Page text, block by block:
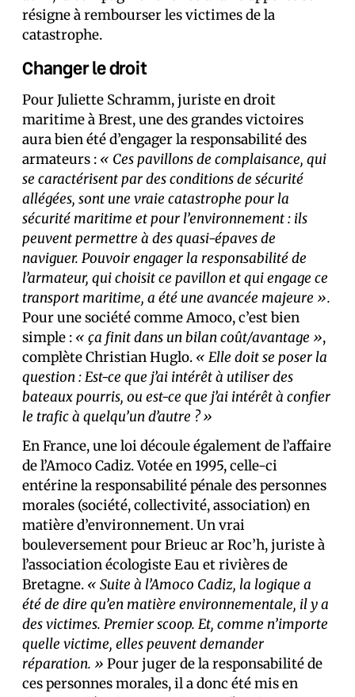
résigne à rembourser les victimes de la
catastrophe.
Changer le droit
Pour Juliette Schramm, juriste en droit
maritime à Brest, une des grandes victoires
aura bien été d’engager la responsabilité des
armateurs : « Ces pavillons de complaisance, qui
se caractérisent par des conditions de sécurité
allégées, sont une vraie catastrophe pour la
sécurité maritime et pour l’environnement : ils
peuvent permettre à des quasi-épaves de
naviguer. Pouvoir engager la responsabilité de
l’armateur, qui choisit ce pavillon et qui engage ce
transport maritime, a été une avancée majeure ».
Pour une société comme Amoco, c’est bien
simple : « ça finit dans un bilan coût/avantage »,
complète Christian Huglo. « Elle doit se poser la
question : Est-ce que j’ai intérêt à utiliser des
bateaux pourris, ou est-ce que j’ai intérêt à confier
le trafic à quelqu’un d’autre ? »
En France, une loi découle également de l’affaire
de l’Amoco Cadiz. Votée en 1995, celle-ci
entérine la responsabilité pénale des personnes
morales (société, collectivité, association) en
matière d’environnement. Un vrai
bouleversement pour Brieuc ar Roc’h, juriste à
l’association écologiste Eau et rivières de
Bretagne. « Suite à l’Amoco Cadiz, la logique a
été de dire qu’en matière environnementale, il y a
des victimes. Premier scoop. Et, comme n’importe
quelle victime, elles peuvent demander
réparation. » Pour juger de la responsabilité de
ces personnes morales, il a donc été mis en